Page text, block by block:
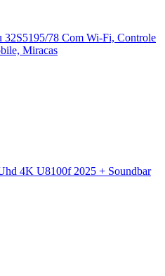
78 Com Wi-Fi, Controle
Miracas
4K U8100f 2025 + Soundbar